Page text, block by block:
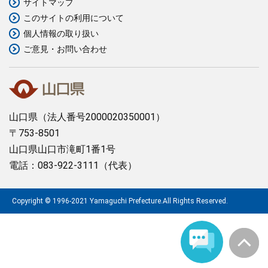
まちづくり
県政情報
山口県 （法人番号2000020350001）
〒753-8501
山口県山口市滝町1番1号
電話：083-922-3111（代表）
サイトマップ
このサイトの利用について
個人情報の取り扱い
ご意見・お問い合わせ
Copyright © 1996-2021 Yamaguchi Prefecture.All Rights Reserved.